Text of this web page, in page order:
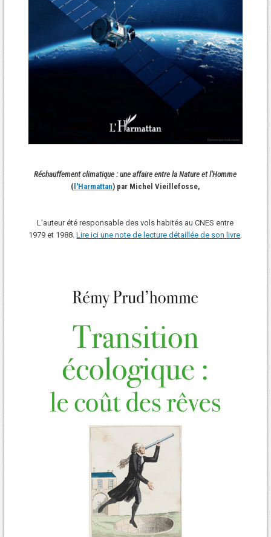
Réchauffement climatique : une affaire entre la Nature et l'Homme
(l'Harmattan) par Michel Vieillefosse,
L'auteur été responsable des vols habités au CNES entre
1979 et 1988.Lire ici une note de lecture détaillée de son livre